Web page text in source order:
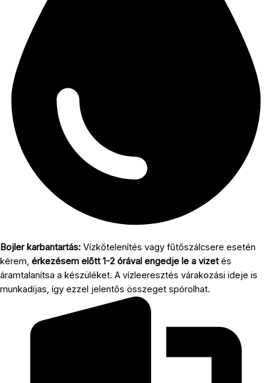
Bojler karbantartás: Vízkőtelenítés vagy fűtőszálcsere esetén
kérem, érkezésem előtt 1-2 órával engedje le a vizetés
áramtalanítsa a készüléket. A vízleeresztés várakozási ideje is
munkadíjas, így ezzel jelentős összeget spórolhat.